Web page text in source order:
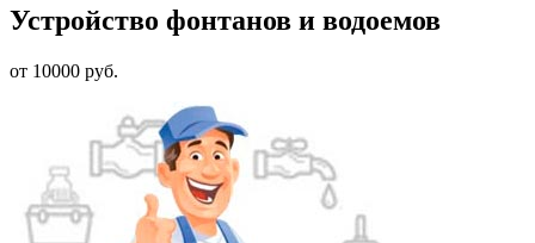
Устройство фонтанов и водоемов
от 10000 руб.